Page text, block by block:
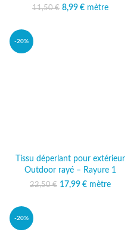
11,50€ Le prix initial était :
8,99 €
Le prix
mètre
-20%
Tissu déperlant pour extérieur
Outdoor rayé – Rayure 1
22,50€ Le prix initial était :
17,99 €
Le prix
mètre
-20%